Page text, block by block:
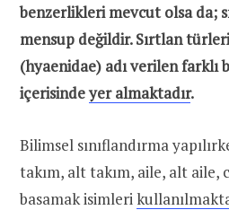
benzerlikleri mevcut olsa da;
mensup değildir. Sırtlan
(hyaenidae) adı verilen farklı
içerisindeyer almaktadır.
Bilimsel sınıflandırma
takım, alt takım, aile, alt aile,
basamak isimleri